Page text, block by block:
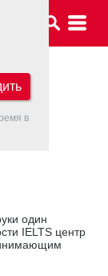
один
IELTS центр
в